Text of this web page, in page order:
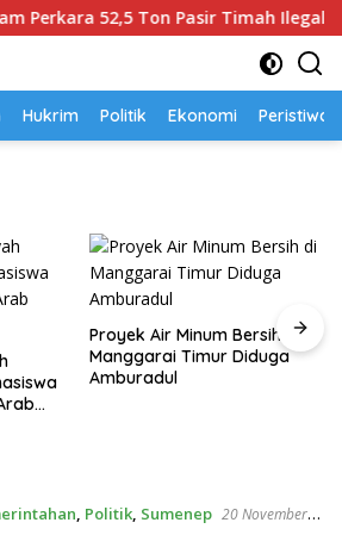
52,5 Ton Pasir Timah Ilegal di
Hukrim Politik Ekonomi Peristiwa
Proyek Air Minum Bersih di
Manggarai Timur Diduga
Amburadul
, Politik, Sumenep 20 November